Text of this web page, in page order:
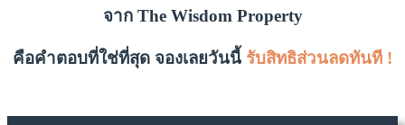
จาก The Wisdom Property
คือคำตอบที่ใช่ที่สุด จองเลยวันนี้ รับสิทธิส่วนลดทันที !